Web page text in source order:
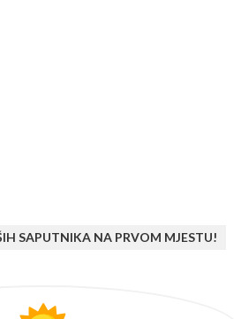
SAPUTNIKA NA PRVOM MJESTU!